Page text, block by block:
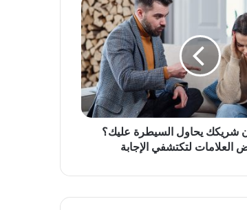
شريكك يحاول السيطرة عليك؟
العلامات لتكتشفي الإجابة